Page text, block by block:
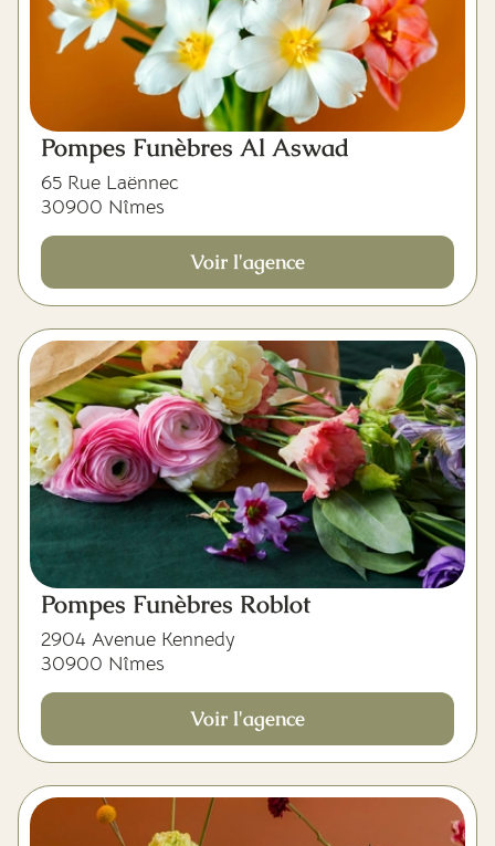
Pompes Funèbres Al Aswad
65 Rue Laënnec
30900 Nîmes
Voir l'agence
Pompes Funèbres Roblot
2904 Avenue Kennedy
30900 Nîmes
Voir l'agence